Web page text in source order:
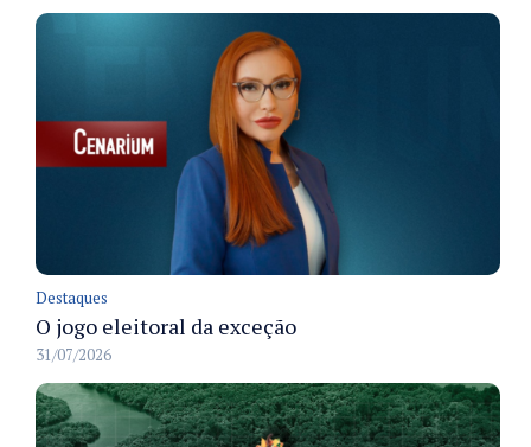
Destaques
O jogo eleitoral da exceção
31/07/2026